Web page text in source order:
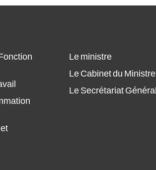
Le ministre
Le Cabinet du Ministre
Le Secrétariat Général